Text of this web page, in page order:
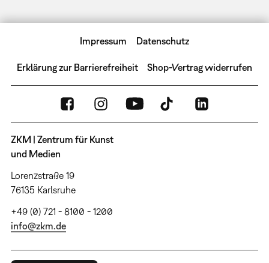
Impressum Datenschutz
Erklärung zur Barrierefreiheit Shop-Vertrag widerrufen
ZKM | Zentrum für Kunst
und Medien
Lorenzstraße 19
76135 Karlsruhe
+49 (0) 721 - 8100 - 1200
info@zkm.de